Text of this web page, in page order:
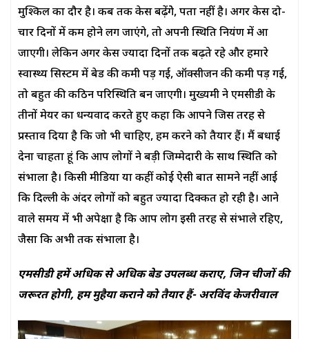
मुश्किल का दौर है। कब तक केस बढ़ेंगेे, पता नहीं है। अगर केस दो-
चार दिनों में कम होने लग जाएंगे, तो अपनी स्थिति नियंत्रण में आ
जाएगी। लेकिन अगर केस ज्यादा दिनों तक बढ़ते रहे और हमारे
स्वास्थ्य सिस्टम में बेड की कमी पड़ गई, ऑक्सीजन की कमी पड़ गई,
तो बहुत की कठिन परिस्थिति बन जाएगी। मुख्यमंत्री ने एमसीडी के
तीनों मेयर का धन्यवाद करते हुए कहा कि आपने जिस तरह से
प्रस्ताव दिया है कि जो भी चाहिए, हम करने को तैयार हैं। मैं बधाई
देना चाहता हूं कि आप लोगों ने बड़ी जिम्मेदारी के साथ स्थिति को
संभाला है। किसी मीडिया या कहीं कोई ऐसी बात सामने नहीं आई
कि दिल्ली के अंदर लोगों को बहुत ज्यादा दिक्कत हो रही है। आने
वाले समय में भी अपेक्षा है कि आप लोग इसी तरह से संभाले रहिए,
जैसा कि अभी तक संभाला है।
एमसीडी हमें अधिक से अधिक बेड उपलब्ध कराए, जिन चीजों की
जरूरत होगी, हम मुहैया कराने को तैयार हैं- अरविंद केजरीवाल